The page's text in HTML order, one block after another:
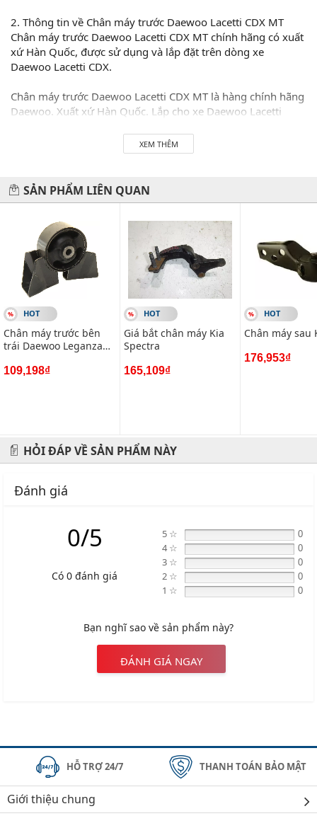
2. Thông tin về Chân máy trước Daewoo Lacetti CDX MT
Chân máy trước Daewoo Lacetti CDX MT chính hãng có xuất
xứ Hàn Quốc, được sử dụng và lắp đặt trên dòng xe
Daewoo Lacetti CDX.
Chân máy trước Daewoo Lacetti CDX MT là hàng chính hãng
Daewoo. Xuất xứ Hàn Quốc. Lắp cho xe Daewoo Lacetti
hàng. Chúng tôi cam kết phân phối phụ tùng chính hãng
được nhập khẩu trực tiếp tại các nguồn nhà máy mà không
hỗ trợ 24/7. Vietparts luôn luôn sẵn sàng phục vụ quý
khách!
Hãy đến với chúng tôi để xế yêu của bạn được chăm sóc chu
đáo nhất.
#vietparts #ascgroup #phutungotodungxuatxurochatluong
#phugiaoto #phutungoto
-------------------------------------------------------
VIETPARTS - Thương hiệu 20 năm về cung cấp phụ tùng,
phụ kiện và phụ gia xe hơi.
XEM THÊM
SẢN PHẨM LIÊN QUAN
HOT
Chân máy trước bên
trái Daewoo Leganza
109,198₫
HOT
Giá bắt chân máy Kia
Spectra
165,109₫
HOT
Chân máy sau
176,953₫
HỎI ĐÁP VỀ SẢN PHẨM NÀY
Đánh giá
0/5
Có 0 đánh giá
5 ☆ 0
4 ☆ 0
3 ☆ 0
2 ☆ 0
1 ☆ 0
Bạn nghĩ sao về sản phẩm này?
ĐÁNH GIÁ NGAY
HỖ TRỢ 24/7 THANH TOÁN BẢO MẬT
Giới thiệu chung